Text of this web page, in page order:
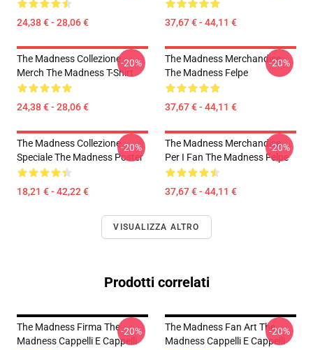
24,38 € - 28,06 € 37,67 € - 44,11 €
The Madness Collezione
Merch The Madness T-Shirt
24,38 € - 28,06 €
-20%
The Madness Merchandise
The Madness Felpe
37,67 € - 44,11 €
-20%
The Madness Collezione
Speciale The Madness Poster
18,21 € - 42,22 €
-20%
The Madness Merchandise
Per I Fan The Madness Felpe
37,67 € - 44,11 €
-20%
VISUALIZZA ALTRO
Prodotti correlati
The Madness Firma The
Madness Cappelli E Cappelli
-20%
The Madness Fan Art The
Madness Cappelli E Cappelli
-20%